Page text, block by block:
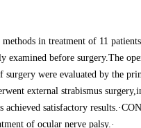
in treatment of 11
before surgery.The
were evaluated by the
external strabismus
satisfactory
of ocular nerve palsy.·